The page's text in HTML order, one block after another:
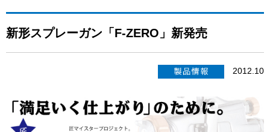
新形スプレーガン「F-ZERO」新発売
2012.10